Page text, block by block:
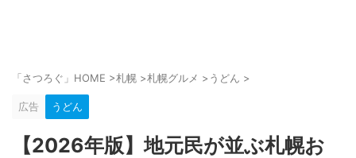
「さつろぐ」HOME >札幌 >札幌グルメ >うどん >
広告 うどん
【2026年版】地元民が並ぶ札幌お